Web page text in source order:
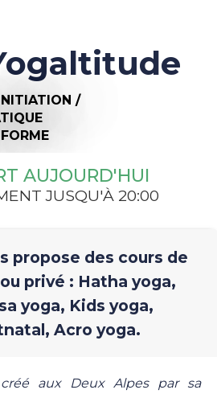
/
FORME
AUJOURD'HUI
JUSQU'À 20:00
propose des cours de
privé : Hatha yoga,
yoga, Kids yoga,
Acro yoga.
aux Deux Alpes par sa